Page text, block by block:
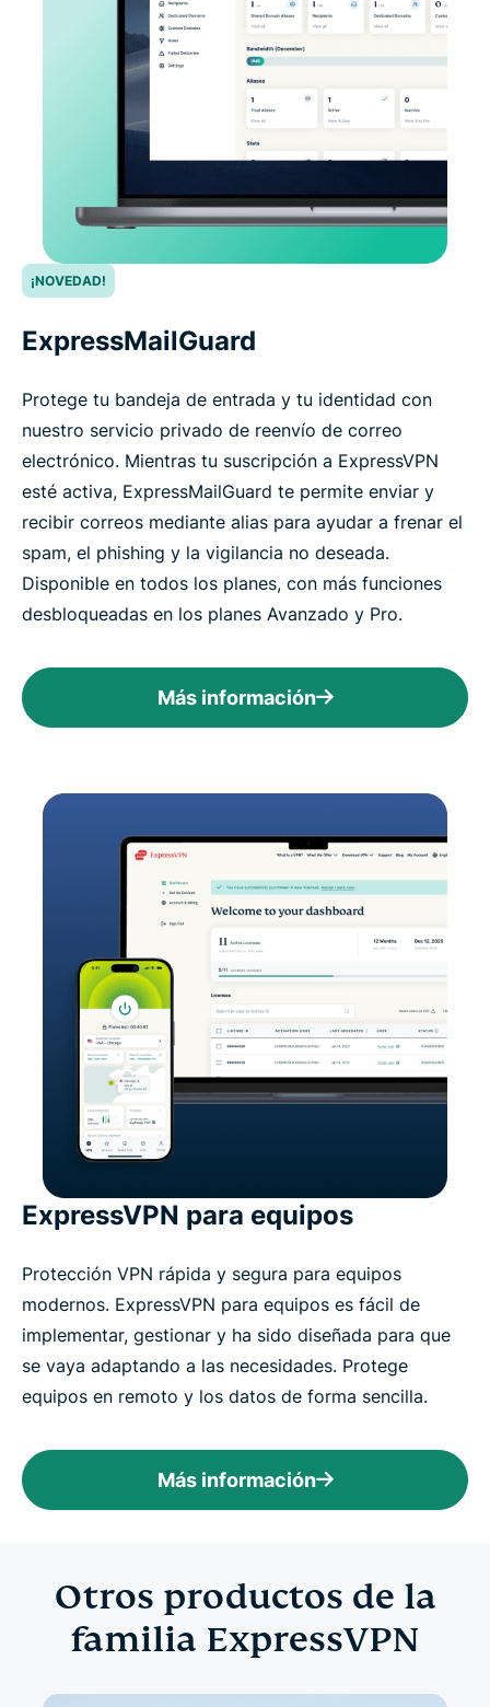
¡NOVEDAD!
ExpressMailGuard
Protege tu bandeja de entrada y tu identidad con
nuestro servicio privado de reenvío de correo
electrónico. Mientras tu suscripción a ExpressVPN
esté activa, ExpressMailGuard te permite enviar y
recibir correos mediante alias para ayudar a frenar el
spam, el phishing y la vigilancia no deseada.
Disponible en todos los planes, con más funciones
desbloqueadas en los planes Avanzado y Pro.
Más información
ExpressVPN para equipos
Protección VPN rápida y segura para equipos
modernos. ExpressVPN para equipos es fácil de
implementar, gestionar y ha sido diseñada para que
se vaya adaptando a las necesidades. Protege
equipos en remoto y los datos de forma sencilla.
Más información
Otros productos de la
familia ExpressVPN